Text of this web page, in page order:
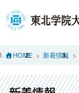
HOME 新着情報